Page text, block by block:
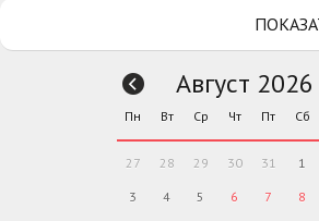
Август 2026
Пн Вт Ср Чт Пт Сб
27 28 29 30 31 1
3 4 5 6 7 8